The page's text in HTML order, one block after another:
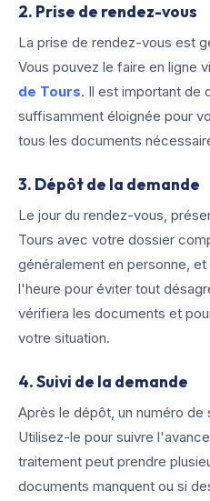
2. Prise de rendez-vous
La prise de rendez-vous est
Vous pouvez le faire en ligne
de Tours. Il est important de
suffisamment éloignée pour
tous les documents
3. Dépôt de la demande
Le jour du rendez-vous,
Tours avec votre dossier
généralement en personne,
l'heure pour éviter tout
vérifiera les documents et
votre situation.
4. Suivi de la demande
Après le dépôt, un numéro de
Utilisez-le pour suivre
traitement peut prendre
documents manquent ou si